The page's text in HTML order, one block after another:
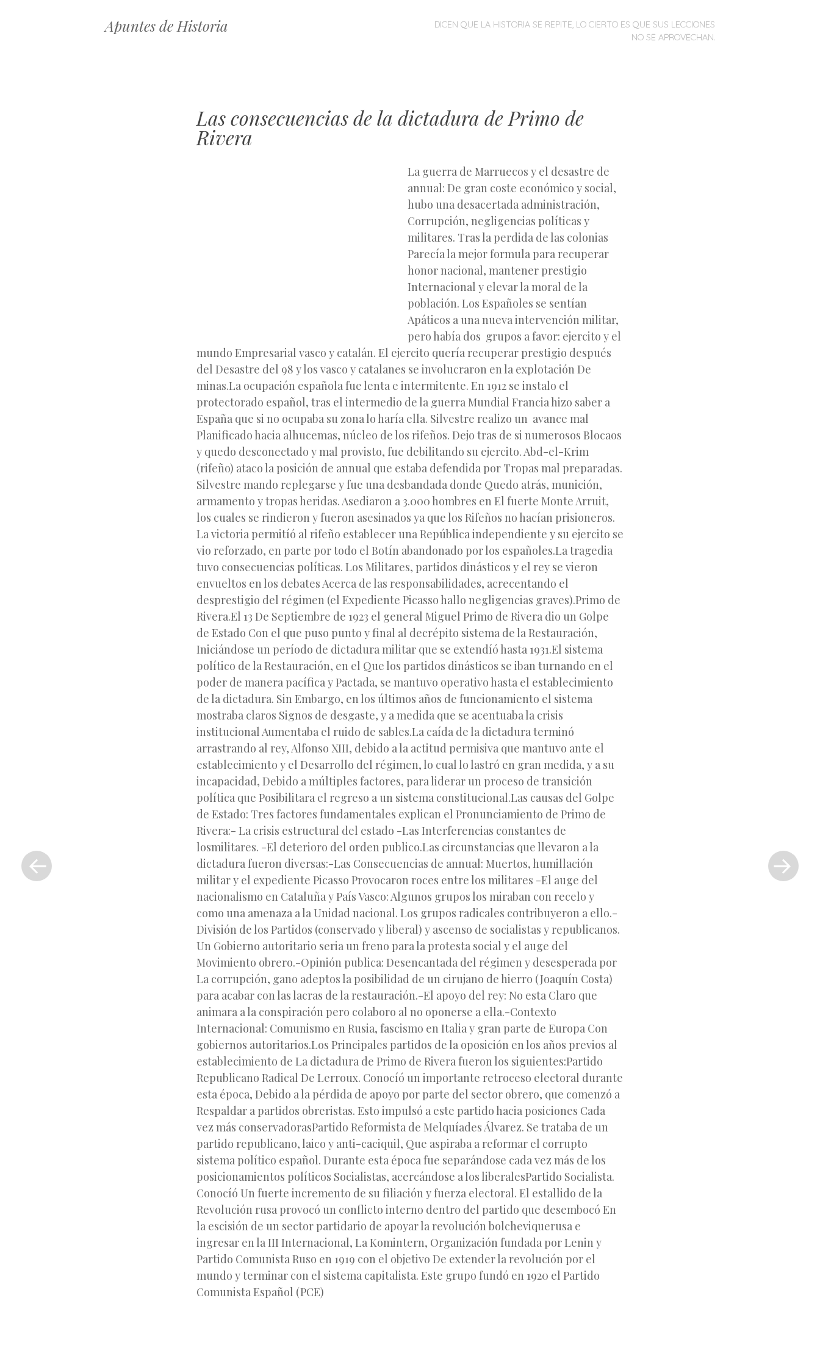
Apuntes de Historia MENÚ
SALTARDICEN QUE LA HISTORIA SE REPITE, LO CIERTO ES QUE SUS LECCIONES
NO SE APROVECHAN.
Las consecuencias de la dictadura de Primo de
Rivera
La guerra de Marruecos y el desastre de
annual: De gran coste económico y social,
hubo una desacertada administración,
Corrupción, negligencias políticas y
militares. Tras la perdida de las colonias
Parecía la mejor formula para recuperar
honor nacional, mantener prestigio
Internacional y elevar la moral de la
población. Los Españoles se sentían
Apáticos a una nueva intervención militar,
pero había dos grupos a favor: ejercito y el
mundo Empresarial vasco y catalán. El ejercito quería recuperar prestigio después
del Desastre del 98 y los vasco y catalanes se involucraron en la explotación De
minas.La ocupación española fue lenta e intermitente. En 1912 se instalo el
protectorado español, tras el intermedio de la guerra Mundial Francia hizo saber a
España que si no ocupaba su zona lo haría ella. Silvestre realizo un avance mal
Planificado hacia alhucemas, núcleo de los rifeños. Dejo tras de si numerosos Blocaos
y quedo desconectado y mal provisto, fue debilitando su ejercito. Abd-el-Krim
(rifeño) ataco la posición de annual que estaba defendida por Tropas mal preparadas.
Silvestre mando replegarse y fue una desbandada donde Quedo atrás, munición,
armamento y tropas heridas. Asediaron a 3.000 hombres en El fuerte Monte Arruit,
los cuales se rindieron y fueron asesinados ya que los Rifeños no hacían prisioneros.
La victoria permitíó al rifeño establecer una República independiente y su ejercito se
vio reforzado, en parte por todo el Botín abandonado por los españoles.La tragedia
tuvo consecuencias políticas. Los Militares, partidos dinásticos y el rey se vieron
envueltos en los debates Acerca de las responsabilidades, acrecentando el
desprestigio del régimen (el Expediente Picasso hallo negligencias graves).Primo de
Rivera.El 13 De Septiembre de 1923 el general Miguel Primo de Rivera dio un Golpe
de Estado Con el que puso punto y final al decrépito sistema de la Restauración,
Iniciándose un período de dictadura militar que se extendíó hasta 1931.El sistema
político de la Restauración, en el Que los partidos dinásticos se iban turnando en el
poder de manera pacífica y Pactada, se mantuvo operativo hasta el establecimiento
de la dictadura. Sin Embargo, en los últimos años de funcionamiento el sistema
mostraba claros Signos de desgaste, y a medida que se acentuaba la crisis
institucional Aumentaba el ruido de sables.La caída de la dictadura terminó
arrastrando al rey, Alfonso XIII, debido a la actitud permisiva que mantuvo ante el
establecimiento y el Desarrollo del régimen, lo cual lo lastró en gran medida, y a su
incapacidad, Debido a múltiples factores, para liderar un proceso de transición
política que Posibilitara el regreso a un sistema constitucional.Las causas del Golpe
de Estado: Tres factores fundamentales explican el Pronunciamiento de Primo de
Rivera:- La crisis estructural del estado -Las Interferencias constantes de
losmilitares. -El deterioro del orden publico.Las circunstancias que llevaron a la
dictadura fueron diversas:-Las Consecuencias de annual: Muertos, humillación
militar y el expediente Picasso Provocaron roces entre los militares -El auge del
nacionalismo en Cataluña y País Vasco: Algunos grupos los miraban con recelo y
como una amenaza a la Unidad nacional. Los grupos radicales contribuyeron a ello.-
División de los Partidos (conservado y liberal) y ascenso de socialistas y republicanos.
Un Gobierno autoritario seria un freno para la protesta social y el auge del
Movimiento obrero.-Opinión publica: Desencantada del régimen y desesperada por
La corrupción, gano adeptos la posibilidad de un cirujano de hierro (Joaquín Costa)
para acabar con las lacras de la restauración.-El apoyo del rey: No esta Claro que
animara a la conspiración pero colaboro al no oponerse a ella.-Contexto
Internacional: Comunismo en Rusia, fascismo en Italia y gran parte de Europa Con
gobiernos autoritarios.Los Principales partidos de la oposición en los años previos al
establecimiento de La dictadura de Primo de Rivera fueron los siguientes:Partido
Republicano Radical De Lerroux. Conocíó un importante retroceso electoral durante
esta época, Debido a la pérdida de apoyo por parte del sector obrero, que comenzó a
Respaldar a partidos obreristas. Esto impulsó a este partido hacia posiciones Cada
vez más conservadorasPartido Reformista de Melquíades Álvarez. Se trataba de un
partido republicano, laico y anti-caciquil, Que aspiraba a reformar el corrupto
sistema político español. Durante esta época fue separándose cada vez más de los
posicionamientos políticos Socialistas, acercándose a los liberalesPartido Socialista.
Conocíó Un fuerte incremento de su filiación y fuerza electoral. El estallido de la
Revolución rusa provocó un conflicto interno dentro del partido que desembocó En
la escisión de un sector partidario de apoyar la revolución bolcheviquerusa e
ingresar en la III Internacional, La Komintern, Organización fundada por Lenin y
Partido Comunista Ruso en 1919 con el objetivo De extender la revolución por el
mundo y terminar con el sistema capitalista. Este grupo fundó en 1920 el Partido
Comunista Español (PCE)
Entrada
anterior
entrada